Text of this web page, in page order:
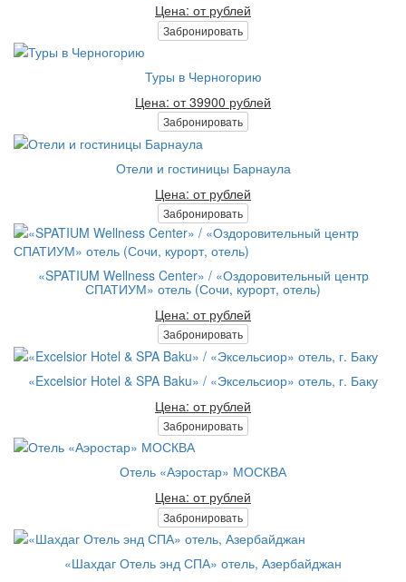
Цена: от рублей
Забронировать
Туры в Черногорию
Цена: от 39900 рублей
Забронировать
Отели и гостиницы Барнаула
Цена: от рублей
Забронировать
«SPATIUM Wellness Center» / «Оздоровительный центр
СПАТИУМ» отель (Сочи, курорт, отель)
Цена: от рублей
Забронировать
«Excelsior Hotel & SPA Baku» / «Эксельсиор» отель, г. Баку
Цена: от рублей
Забронировать
Отель «Аэростар» МОСКВА
Цена: от рублей
Забронировать
«Шахдаг Отель энд СПА» отель, Азербайджан